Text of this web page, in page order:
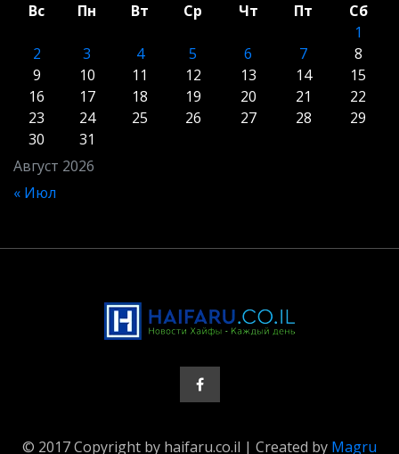
Август 2026
Вс Пн Вт Ср Чт Пт
Сб
1
2
3 4 5 6 7
8
9
10 11 12 13 14
15
16
17 18 19 20 21
22
23
24 25 26 27 28
29
30
31
« Июл
© 2017 Copyright by haifaru.co.il | Created by Magru